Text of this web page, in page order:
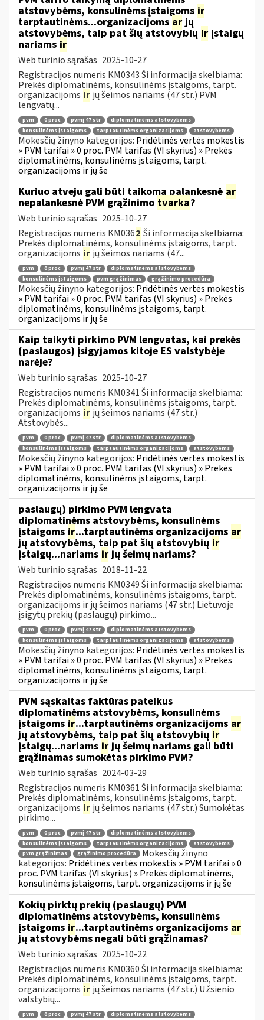
atstovybėms, konsulinėms įstaigoms ir
tarptautinėms...organizacijoms arjų
atstovybėms, taip pat šių atstovybių ir įstaigų
nariams ir
Web turinio sąrašas 2025-10-27
Registracijos numeris KM0343 Ši informacija skelbiama:
Prekės diplomatinėms, konsulinėms įstaigoms, tarpt.
organizacijoms ir jų šeimos nariams (47 str.) PVM
lengvatų...
pvm 0 proc pvmį 47 str
diplomatinėms atstovybėms
konsulinėms įstaigoms
tarptautinėms organizacijoms atstovybėms
Mokesčių žinyno kategorijos: Pridėtinės vertės mokestis
» PVM tarifai » 0 proc. PVM tarifas (VI skyrius) » Prekės
diplomatinėms, konsulinėms įstaigoms, tarpt.
organizacijoms ir jų še
Kuriuo atveju gali būti taikoma palankesnė ar
nepalankesnė PVM grąžinimo tvarka?
Web turinio sąrašas 2025-10-27
Registracijos numeris KM0362 Ši informacija skelbiama:
Prekės diplomatinėms, konsulinėms įstaigoms, tarpt.
organizacijoms ir jų šeimos nariams (47...
pvm 0 proc pvmį 47 str
diplomatinėms atstovybėms
konsulinėms įstaigoms
pvm grąžinimas grąžinimo procedūra
Mokesčių žinyno kategorijos: Pridėtinės vertės mokestis
» PVM tarifai » 0 proc. PVM tarifas (VI skyrius) » Prekės
diplomatinėms, konsulinėms įstaigoms, tarpt.
organizacijoms ir jų še
Kaip taikyti pirkimo PVM lengvatas, kai prekės
(paslaugos) įsigyjamos kitoje ES valstybėje
narėje?
Web turinio sąrašas 2025-10-27
Registracijos numeris KM0341 Ši informacija skelbiama:
Prekės diplomatinėms, konsulinėms įstaigoms, tarpt.
organizacijoms ir jų šeimos nariams (47 str.)
Atstovybės...
pvm 0 proc pvmį 47 str
diplomatinėms atstovybėms
konsulinėms įstaigoms
tarptautinėms organizacijoms atstovybėms
Mokesčių žinyno kategorijos: Pridėtinės vertės mokestis
» PVM tarifai » 0 proc. PVM tarifas (VI skyrius) » Prekės
diplomatinėms, konsulinėms įstaigoms, tarpt.
organizacijoms ir jų še
paslaugų) pirkimo PVM lengvata
diplomatinėms atstovybėms, konsulinėms
įstaigoms ir...tarptautinėms organizacijoms ar
jų atstovybėms, taip pat šių atstovybių ir
įstaigų...nariams irjų šeimų nariams?
Web turinio sąrašas 2018-11-22
Registracijos numeris KM0349 Ši informacija skelbiama:
Prekės diplomatinėms, konsulinėms įstaigoms, tarpt.
organizacijoms ir jų šeimos nariams (47 str.) Lietuvoje
įsigytų prekių (paslaugų) pirkimo...
pvm 0 proc pvmį 47 str
diplomatinėms atstovybėms
konsulinėms įstaigoms
tarptautinėms organizacijoms atstovybėms
Mokesčių žinyno kategorijos: Pridėtinės vertės mokestis
» PVM tarifai » 0 proc. PVM tarifas (VI skyrius) » Prekės
diplomatinėms, konsulinėms įstaigoms, tarpt.
organizacijoms ir jų še
PVM sąskaitas faktūras pateikus
diplomatinėms atstovybėms, konsulinėms
įstaigoms ir...tarptautinėms organizacijoms ar
jų atstovybėms, taip pat šių atstovybių ir
įstaigų...nariams irjų šeimų nariams gali būti
grąžinamas sumokėtas pirkimo PVM?
Web turinio sąrašas 2024-03-29
Registracijos numeris KM0361 Ši informacija skelbiama:
Prekės diplomatinėms, konsulinėms įstaigoms, tarpt.
organizacijoms ir jų šeimos nariams (47 str.) Sumokėtas
pirkimo...
pvm 0 proc pvmį 47 str
diplomatinėms atstovybėms
konsulinėms įstaigoms
tarptautinėms organizacijoms
atstovybėms
pvm grąžinimas
grąžinimo procedūra
Mokesčių žinyno
kategorijos: Pridėtinės vertės mokestis » PVM tarifai » 0
proc. PVM tarifas (VI skyrius) » Prekės diplomatinėms,
konsulinėms įstaigoms, tarpt. organizacijoms ir jų še
Kokių pirktų prekių (paslaugų) PVM
diplomatinėms atstovybėms, konsulinėms
įstaigoms ir...tarptautinėms organizacijoms ar
jų atstovybėms negali būti grąžinamas?
Web turinio sąrašas 2025-10-22
Registracijos numeris KM0360 Ši informacija skelbiama:
Prekės diplomatinėms, konsulinėms įstaigoms, tarpt.
organizacijoms ir jų šeimos nariams (47 str.) Užsienio
valstybių...
pvm 0 proc pvmį 47 str
diplomatinėms atstovybėms